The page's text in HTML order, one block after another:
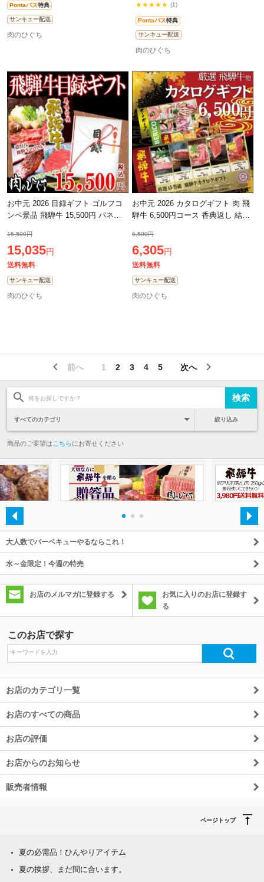
Pontaパス特典
サンキュー配送
肉のひぐち
★★★★★ (1)
Pontaパス特典
サンキュー配送
肉のひぐち
お中元 2026 目録ギフト ゴルフコ
ンペ景品 飛騨牛 15,500円 パネル
次会 ゴルフ コンペ コンペ景品 ビ
15,500円
15,035円
送料無料
サンキュー配送
肉のひぐち
お中元 2026 カタログギフト 肉 飛
騨牛 6,500円コース 香典返し 結婚
肉 黒毛和牛 御祝 御礼 内祝い
6,500円
6,305円
送料無料
サンキュー配送
肉のひぐち
前へ 次へ
1 2 3 4 5
絞り込み
商品のご要望は こちらにお寄せください
大人数でバーベキューやるならこれ！
水～金限定！今週の特売
お店のメルマガに登録する
お気に入りのお店に登録す
る
このお店で探す
お店のカテゴリ一覧
お店のすべての商品
お店の評価
お店からのお知らせ
販売者情報
ページトップ
夏の必需品！ひんやりアイテム
夏の挨拶、まだ間に合います。